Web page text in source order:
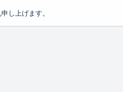
し上げます。